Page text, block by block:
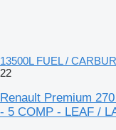
13500L FUEL /
22
Renault Premium
- 5 COMP - LEAF /